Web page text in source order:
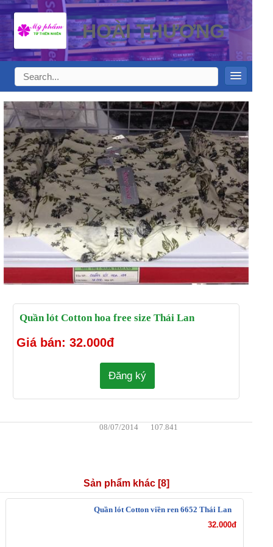
HOÀI THƯƠNG
Quần lót Cotton hoa free size Thái Lan
Giá bán: 32.000đ
Đăng ký
Sản phẩm khác [8]
Quần lót Cotton viền ren 6652 Thái Lan
32.000đ